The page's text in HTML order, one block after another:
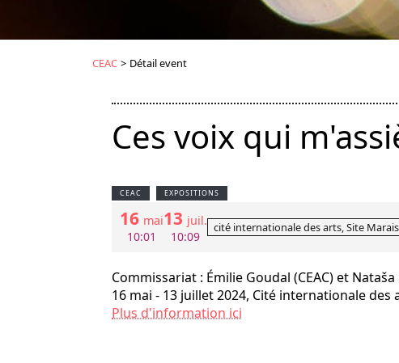
CEAC > Détail event
Ces voix qui
CEAC EXPOSITIONS
16 mai
10:01
13 juil.
10:09
cité internationale des arts, Site
Commissariat : Émilie Goudal (CEAC) et
16 mai - 13 juillet 2024, Cité internationale des
Plus d'information ici